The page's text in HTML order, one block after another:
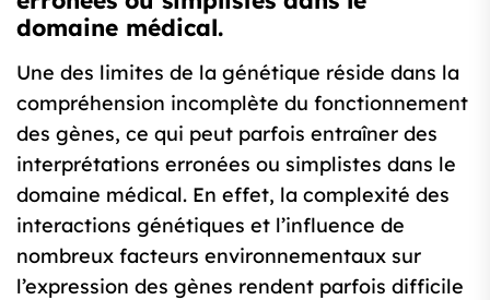
domaine médical.
Une des limites de la génétique réside dans la
compréhension incomplète du fonctionnement
des gènes, ce qui peut parfois entraîner des
interprétations erronées ou simplistes dans le
domaine médical. En effet, la complexité des
interactions génétiques et l’influence de
nombreux facteurs environnementaux sur
l’expression des gènes rendent parfois difficile